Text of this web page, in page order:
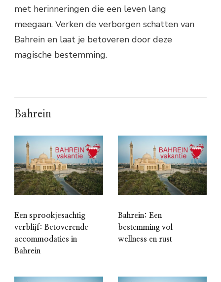
met herinneringen die een leven lang
meegaan. Verken de verborgen schatten van
Bahrein en laat je betoveren door deze
magische bestemming.
Bahrein
Een sprookjesachtig
verblijf: Betoverende
accommodaties in
Bahrein
Bahrein: Een
bestemming vol
wellness en rust